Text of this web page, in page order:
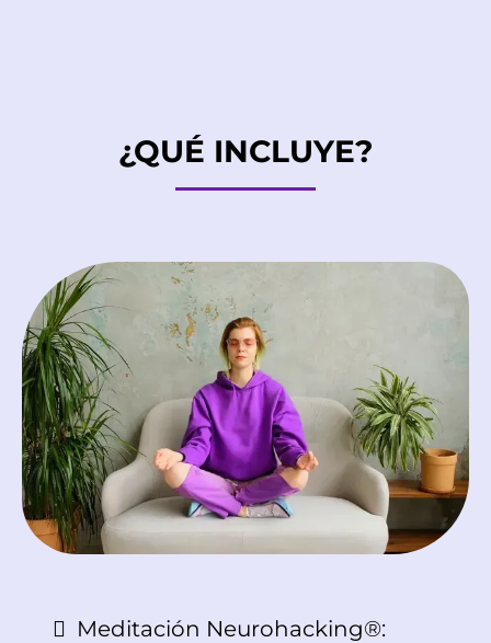
¿QUÉ INCLUYE?
Meditación Neurohacking®: